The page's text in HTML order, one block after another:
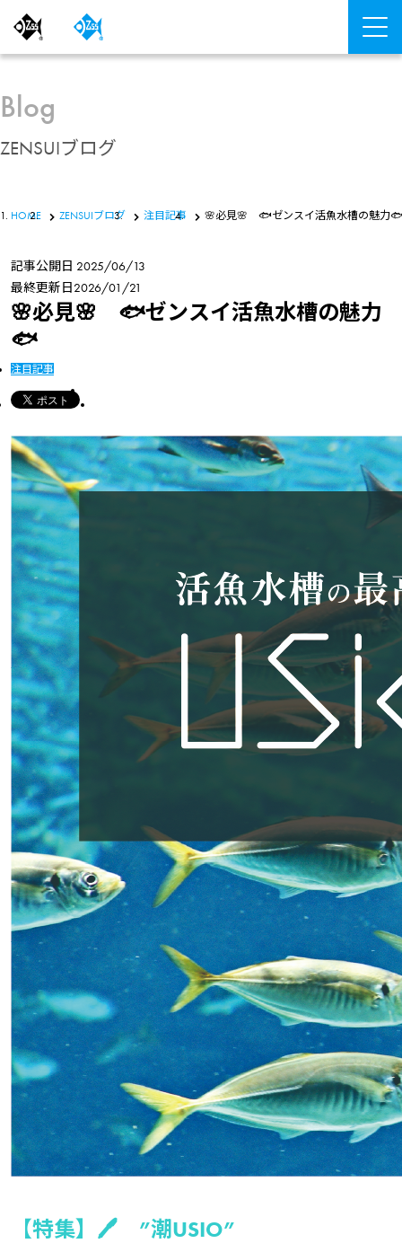
Blog
ZENSUIブログ
HOME ZENSUIブログ 注目記事 🌸必見🌸 🐟ゼンスイ活魚水槽の
記事公開日 2025/06/13
最終更新日 2026/01/21
🌸必見🌸 🐟ゼンスイ活魚水槽の魅力
🐟
注目記事
【特集】🖊 ”潮USIO”